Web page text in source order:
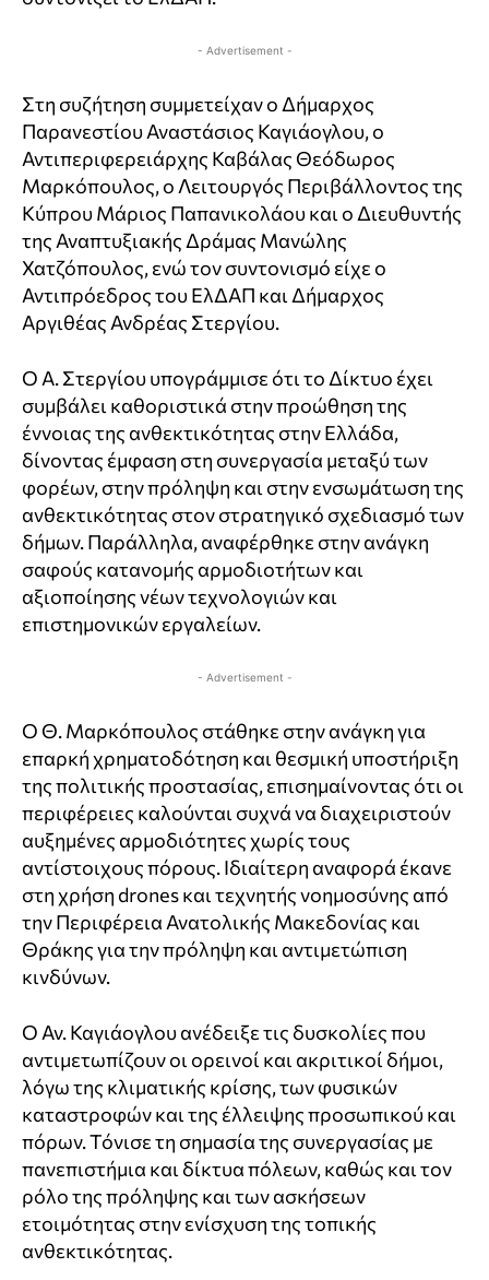
- Advertisement -
Στη συζήτηση συμμετείχαν ο Δήμαρχος
Παρανεστίου Αναστάσιος Καγιάογλου, ο
Αντιπεριφερειάρχης Καβάλας Θεόδωρος
Μαρκόπουλος, ο Λειτουργός Περιβάλλοντος της
Κύπρου Μάριος Παπανικολάου και ο Διευθυντής
της Αναπτυξιακής Δράμας Μανώλης
Χατζόπουλος, ενώ τον συντονισμό είχε ο
Αντιπρόεδρος του ΕλΔΑΠ και Δήμαρχος
Αργιθέας Ανδρέας Στεργίου.
Ο Α. Στεργίου υπογράμμισε ότι το Δίκτυο έχει
συμβάλει καθοριστικά στην προώθηση της
έννοιας της ανθεκτικότητας στην Ελλάδα,
δίνοντας έμφαση στη συνεργασία μεταξύ των
φορέων, στην πρόληψη και στην ενσωμάτωση της
ανθεκτικότητας στον στρατηγικό σχεδιασμό των
δήμων. Παράλληλα, αναφέρθηκε στην ανάγκη
σαφούς κατανομής αρμοδιοτήτων και
αξιοποίησης νέων τεχνολογιών και
επιστημονικών εργαλείων.
- Advertisement -
Ο Θ. Μαρκόπουλος στάθηκε στην ανάγκη για
επαρκή χρηματοδότηση και θεσμική υποστήριξη
της πολιτικής προστασίας, επισημαίνοντας ότι οι
περιφέρειες καλούνται συχνά να διαχειριστούν
αυξημένες αρμοδιότητες χωρίς τους
αντίστοιχους πόρους. Ιδιαίτερη αναφορά έκανε
στη χρήση drones και τεχνητής νοημοσύνης από
την Περιφέρεια Ανατολικής Μακεδονίας και
Θράκης για την πρόληψη και αντιμετώπιση
κινδύνων.
Ο Αν. Καγιάογλου ανέδειξε τις δυσκολίες που
αντιμετωπίζουν οι ορεινοί και ακριτικοί δήμοι,
λόγω της κλιματικής κρίσης, των φυσικών
καταστροφών και της έλλειψης προσωπικού και
πόρων. Τόνισε τη σημασία της συνεργασίας με
πανεπιστήμια και δίκτυα πόλεων, καθώς και τον
ρόλο της πρόληψης και των ασκήσεων
ετοιμότητας στην ενίσχυση της τοπικής
ανθεκτικότητας.